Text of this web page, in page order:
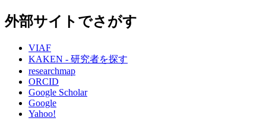
外部サイトでさがす
VIAF
KAKEN - 研究者を探す
researchmap
ORCID
Google Scholar
Google
Yahoo!